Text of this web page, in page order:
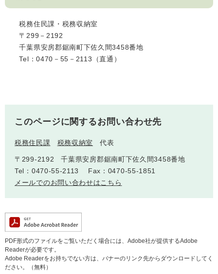
税務住民課・税務収納室
〒299－2192
千葉県安房郡鋸南町下佐久間3458番地
Tel：0470－55－2113（直通）
このページに関するお問い合わせ先
税務住民課 税務収納室 代表
〒299-2192
千葉県安房郡鋸南町下佐久間3458番地
Tel：0470-55-2113
Fax：0470-55-1851
メールでのお問い合わせはこちら
PDF形式のファイルをご覧いただく場合には、Adobe社が提供するAdobe
Readerが必要です。
Adobe Readerをお持ちでない方は、バナーのリンク先からダウンロードしてく
ださい。（無料）